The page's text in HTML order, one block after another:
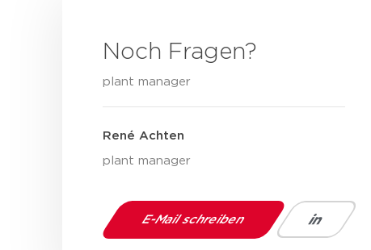
Noch Fragen?
plant manager
René Achten
plant manager
E-Mail schreiben